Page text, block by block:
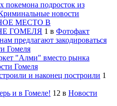
покемона подросток из
новости
МЕСТО В
ГОМЕЛЯ 1 в Фотофакт
предлагают закодироваться
Гомеля
"Алми" вместо рынка
Гомеля
и наконец построили 1
и в Гомеле! 12 в Новости